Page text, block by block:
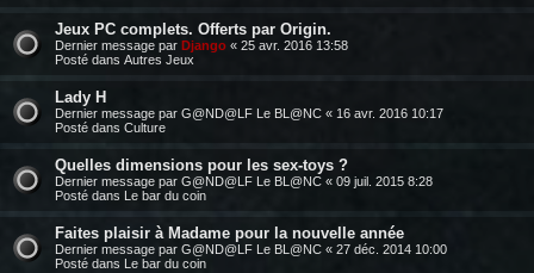
Jeux PC complets. Offerts par Origin.
Dernier message par Django « 25 avr. 2016 13:58
Posté dans Autres Jeux
Lady H
Dernier message par G@ND@LF Le BL@NC « 16 avr. 2016 10:17
Posté dans Culture
Quelles dimensions pour les sex-toys ?
Dernier message par G@ND@LF Le BL@NC « 09 juil. 2015 8:28
Posté dans Le bar du coin
Faites plaisir à Madame pour la nouvelle année
Dernier message par G@ND@LF Le BL@NC « 27 déc. 2014 10:00
Posté dans Le bar du coin